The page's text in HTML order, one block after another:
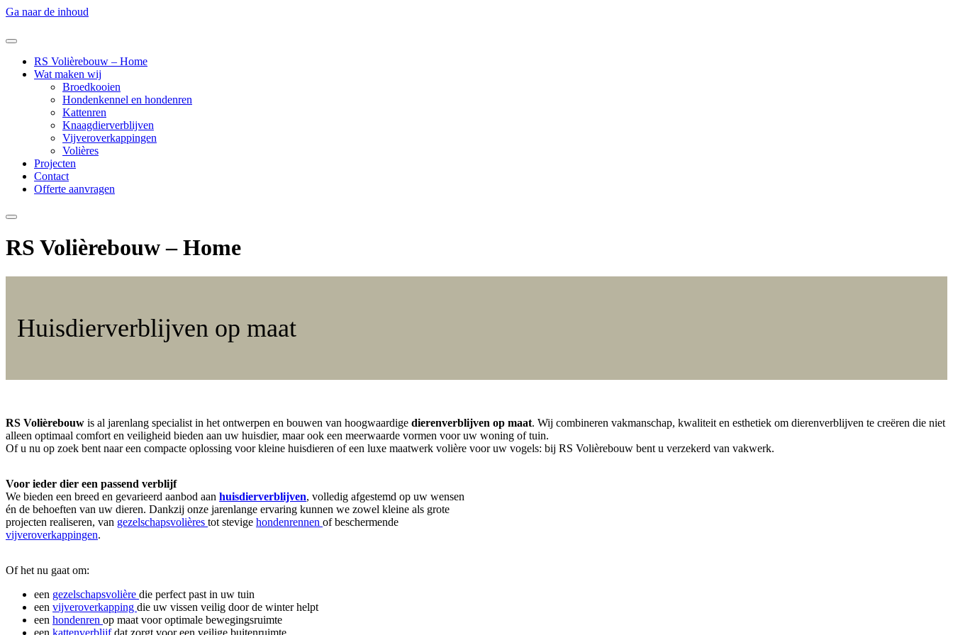
Ga naar de inhoud
RS Volièrebouw – Home
Wat maken wij
Broedkooien
Hondenkennel en hondenren
Kattenren
Knaagdierverblijven
Vijveroverkappingen
Volières
Projecten
Contact
Offerte aanvragen
RS Volièrebouw – Home
Huisdierverblijven op maat
RS Volièrebouw is al jarenlang specialist in het ontwerpen en bouwen van hoogwaardige dierenverblijven op maat. Wij combineren vakmanschap, kwaliteit en esthetiek om dierenverblijven te creëren die niet
alleen optimaal comfort en veiligheid bieden aan uw huisdier, maar ook een meerwaarde vormen voor uw woning of tuin.
Of u nu op zoek bent naar een compacte oplossing voor kleine huisdieren of een luxe maatwerk volière voor uw vogels: bij RS Volièrebouw bent u verzekerd van vakwerk.
Voor ieder dier een passend verblijf
We bieden een breed en gevarieerd aanbod aan huisdierverblijven, volledig afgestemd op uw wensen
én de behoeften van uw dieren. Dankzij onze jarenlange ervaring kunnen we zowel kleine als grote
projecten realiseren, van gezelschapsvolières tot stevige hondenrennen of beschermende
vijveroverkappingen.
Of het nu gaat om:
een gezelschapsvolière die perfect past in uw tuin
een vijveroverkapping die uw vissen veilig door de winter helpt
een hondenren op maat voor optimale bewegingsruimte
een kattenverblijfdat zorgt voor een veilige buitenruimte